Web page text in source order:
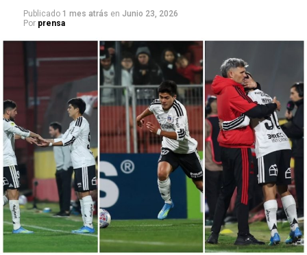
Publicado 1 mes atrás en Junio 23, 2026
Por prensa